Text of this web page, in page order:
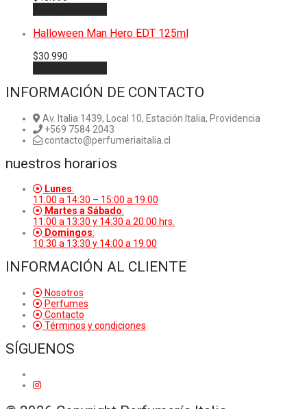
Halloween Man Hero EDT 125ml
$30.990
INFORMACIÓN DE CONTACTO
Av. Italia 1439, Local 10, Estación Italia, Providencia
+569 7584 2043
contacto@perfumeriaitalia.cl
nuestros horarios
Lunes:
11:00 a 14:30 – 15:00 a 19:00
Martes a Sábado:
11:00 a 13:30 y 14:30 a 20:00 hrs.
Domingos:
10:30 a 13:30 y 14:00 a 19:00
INFORMACIÓN AL CLIENTE
Nosotros
Perfumes
Contacto
Términos y condiciones
SÍGUENOS